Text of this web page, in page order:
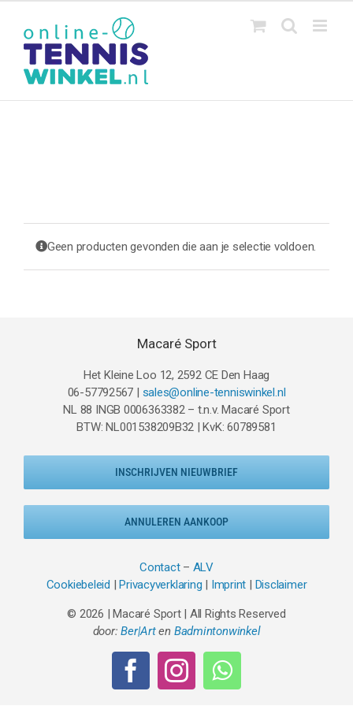
inhoud
Geen producten gevonden die aan je selectie voldoen.
Macaré Sport
Het Kleine Loo 12, 2592 CE Den Haag
06-57792567 | sales@online-tenniswinkel.nl
NL 88 INGB 0006363382 – t.n.v. Macaré Sport
BTW: NL001538209B32 | KvK: 60789581
INSCHRIJVEN NIEUWBRIEF
ANNULEREN AANKOOP
Contact– ALV
Cookiebeleid |Privacyverklaring | Imprint | Disclaimer
© 2026 | Macaré Sport | All Rights Reserved
door:Ber|Arten Badmintonwinkel